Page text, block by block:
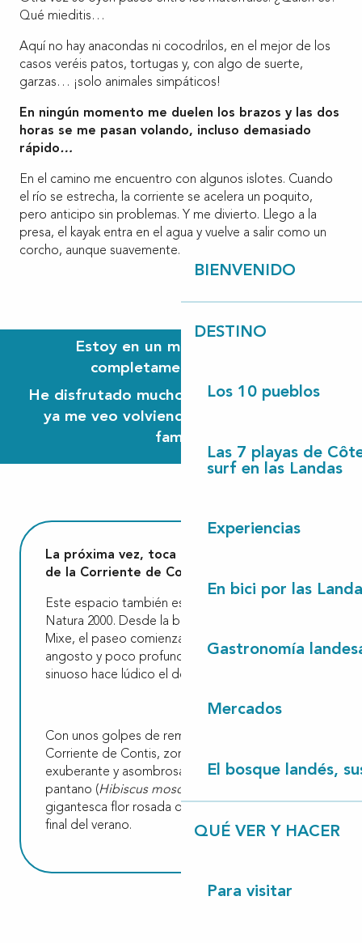
BIENVENIDO
DESTINO
Los 10 pueblos
Las 7 playas de
surf en las Landas
Experiencias
En bici por las
Gastronomía
Mercados
El bosque landés,
QUÉ VER Y HACER
Para visitar
Qué mieditis…
Aquí no hay anacondas ni cocodrilos, en el mejor de los
casos veréis patos, tortugas y, con algo de suerte,
garzas… ¡solo animales simpáticos!
En ningún momento me duelen los brazos y las dos
horas se me pasan volando, incluso demasiado
rápido…
En el camino me encuentro con algunos islotes. Cuando
el río se estrecha, la corriente se acelera un poquito,
pero anticipo sin problemas. Y me divierto. Llego a la
presa, el kayak entra en el agua y vuelve a salir como un
corcho, aunque suavemente.
Estoy en un mundo paralelo,
completamente relajada.
He disfrutado mucho de esta actividad, y
ya me veo volviendo con amigos o en
familia.
La próxima vez, toca probar el descenso
de la Corriente de Contis.
Este espacio también está catalogado como
Natura 2000. Desde la base náutica de Lit-et-
Mixe, el paseo comienza en el Vignac, un riacho
angosto y poco profundo, cuyo trazado
sinuoso hace lúdico el descenso.
Con unos golpes de remo, entramos en la
Corriente de Contis, zona pantanosa de flora
exuberante y asombrosa, como el hibisco de
pantano (Hibiscus moscheutos
gigantesca flor rosada que puede admirarse al
final del verano.